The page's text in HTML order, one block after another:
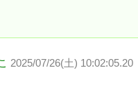
2025/07/26(土) 10:02:05.20